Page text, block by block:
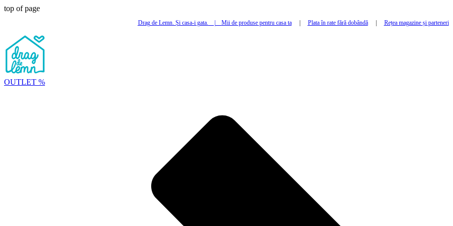
top of page
Drag de Lemn. Și casa-i gata. Mii de produse pentru casa ta| Plata în rate fără dobândă| Rețea magazine și parteneri
OUTLET %